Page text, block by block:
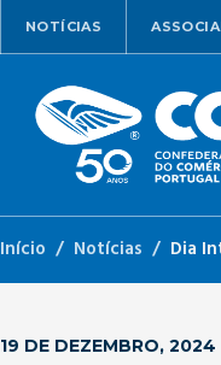
NOTÍCIAS
Início Notícias Dia
19 DE DEZEMBRO, 2024